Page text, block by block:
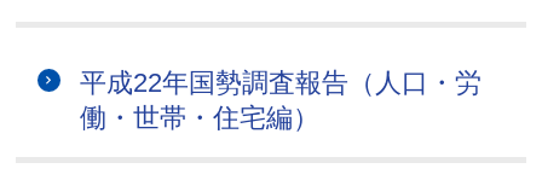
平成22年国勢調査報告（人口・労
働・世帯・住宅編）